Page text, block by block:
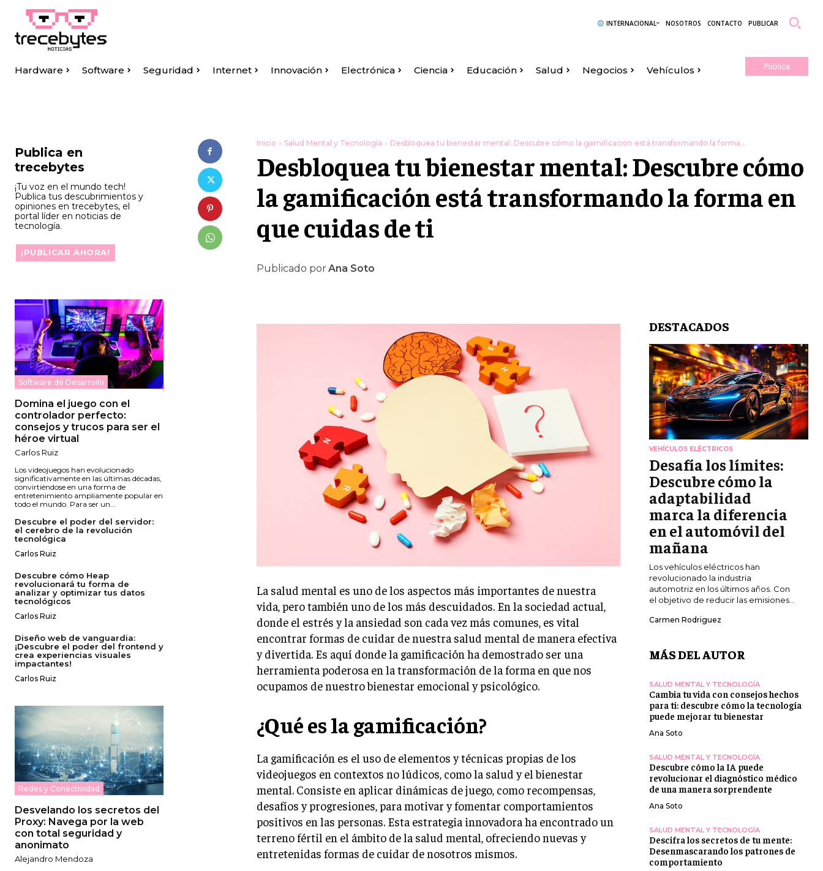
INTERNACIONAL NOSOTROS CONTACTO PUBLICAR
Hardware Software Seguridad Internet Innovación Electrónica Ciencia Educación Salud Negocios Vehículos Publica
Publica en
trecebytes
¡Tu voz en el mundo tech!
Publica tus descubrimientos y
opiniones en trecebytes, el
portal líder en noticias de
tecnología.
¡PUBLICAR AHORA!
Software de Desarrollo
Domina el juego con el
controlador perfecto:
consejos y trucos para ser el
héroe virtual
Carlos Ruiz
Los videojuegos han evolucionado
significativamente en las últimas décadas,
convirtiéndose en una forma de
entretenimiento ampliamente popular en
todo el mundo. Para ser un...
Descubre el poder del servidor:
el cerebro de la revolución
tecnológica
Carlos Ruiz
Descubre cómo Heap
revolucionará tu forma de
analizar y optimizar tus datos
tecnológicos
Carlos Ruiz
Diseño web de vanguardia:
¡Descubre el poder del frontend y
crea experiencias visuales
impactantes!
Carlos Ruiz
Redes y Conectividad
Desvelando los secretos del
Proxy: Navega por la web
con total seguridad y
anonimato
Alejandro Mendoza
Inicio Salud Mental y Tecnología Desbloquea tu bienestar mental: Descubre cómo la gamificación está transformando la forma...
Desbloquea tu bienestar mental: Descubre cómo
la gamificación está transformando la forma en
que cuidas de ti
Publicado por Ana Soto
La salud mental es uno de los aspectos más importantes de nuestra
vida, pero también uno de los más descuidados. En la sociedad actual,
donde el estrés y la ansiedad son cada vez más comunes, es vital
encontrar formas de cuidar de nuestra salud mental de manera efectiva
y divertida. Es aquí donde la gamificación ha demostrado ser una
herramienta poderosa en la transformación de la forma en que nos
ocupamos de nuestro bienestar emocional y psicológico.
¿Qué es la gamificación?
La gamificación es el uso de elementos y técnicas propias de los
videojuegos en contextos no lúdicos, como la salud y el bienestar
mental. Consiste en aplicar dinámicas de juego, como recompensas,
desafíos y progresiones, para motivar y fomentar comportamientos
positivos en las personas. Esta estrategia innovadora ha encontrado un
terreno fértil en el ámbito de la salud mental, ofreciendo nuevas y
entretenidas formas de cuidar de nosotros mismos.
DESTACADOS
VEHÍCULOS ELÉCTRICOS
Desafía los límites:
Descubre cómo la
adaptabilidad
marca la diferencia
en el automóvil del
mañana
Los vehículos eléctricos han
revolucionado la industria
automotriz en los últimos años. Con
el objetivo de reducir las emisiones...
Carmen Rodriguez
MÁS DEL AUTOR
SALUD MENTAL Y TECNOLOGÍA
Cambia tu vida con consejos hechos
para ti: descubre cómo la tecnología
puede mejorar tu bienestar
Ana Soto
SALUD MENTAL Y TECNOLOGÍA
Descubre cómo la IA puede
revolucionar el diagnóstico médico
de una manera sorprendente
Ana Soto
SALUD MENTAL Y TECNOLOGÍA
Descifra los secretos de tu mente:
Desenmascarando los patrones de
comportamiento